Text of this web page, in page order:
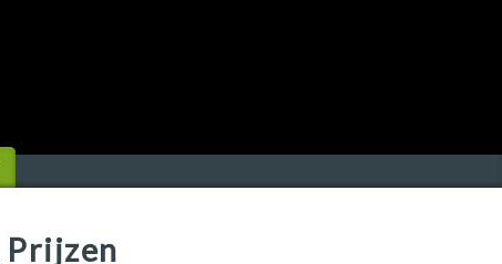
Prijzen